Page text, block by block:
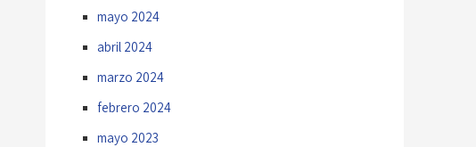
mayo 2024
abril 2024
marzo 2024
febrero 2024
mayo 2023